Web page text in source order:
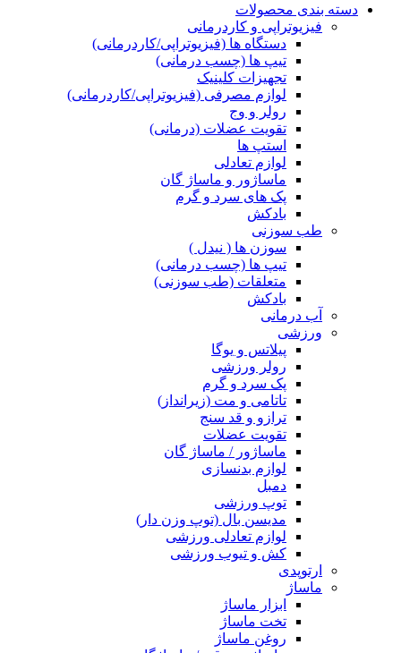
دسته بندی محصولات
فیزیوتراپی و کاردرمانی
دستگاه ها (فیزیوتراپی/کاردرمانی)
تیپ ها (چسب درمانی)
تجهیزات کلینیک
لوازم مصرفی (فیزیوتراپی/کاردرمانی)
رولر و وج
تقویت عضلات (درمانی)
استپ ها
لوازم تعادلی
ماساژور و ماساژ گان
پک های سرد و گرم
بادکش
طب سوزنی
سوزن ها ( نیدل )
تیپ ها (چسب درمانی)
متعلقات (طب سوزنی)
بادکش
آب درمانی
ورزشی
پیلاتس و یوگا
رولر ورزشی
پک سرد و گرم
تاتامی و مت (زیرانداز)
ترازو و قد سنج
تقویت عضلات
ماساژور / ماساژ گان
لوازم بدنسازی
دمبل
توپ ورزشی
مدیسن بال (توپ وزن دار)
لوازم تعادلی ورزشی
کش و تیوب ورزشی
ارتوپدی
ماساژ
ابزار ماساژ
تخت ماساژ
روغن ماساژ